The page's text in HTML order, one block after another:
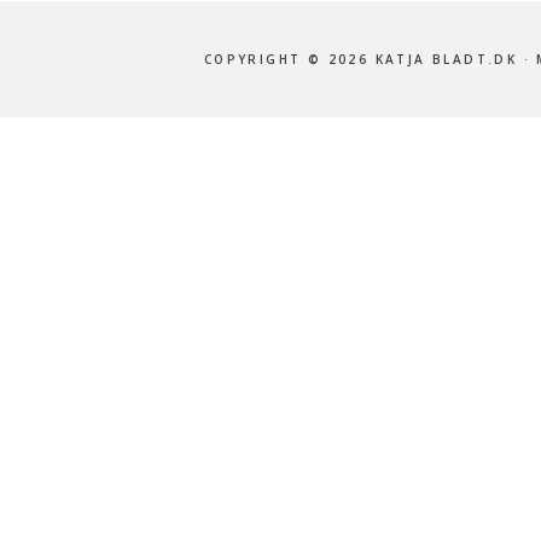
COPYRIGHT © 2026 KATJA BLADT.DK ·